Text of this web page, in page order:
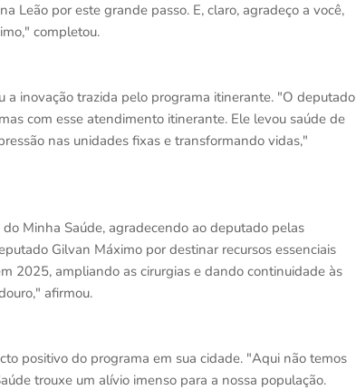
Leão por este grande passo. E, claro, agradeço a você,
completou.
a inovação trazida pelo programa itinerante. "O deputado
com esse atendimento itinerante. Ele levou saúde de
nas unidades fixas e transformando vidas,"
Minha Saúde, agradecendo ao deputado pelas
Gilvan Máximo por destinar recursos essenciais
2025, ampliando as cirurgias e dando continuidade às
afirmou.
positivo do programa em sua cidade. "Aqui não temos
trouxe um alívio imenso para a nossa população.